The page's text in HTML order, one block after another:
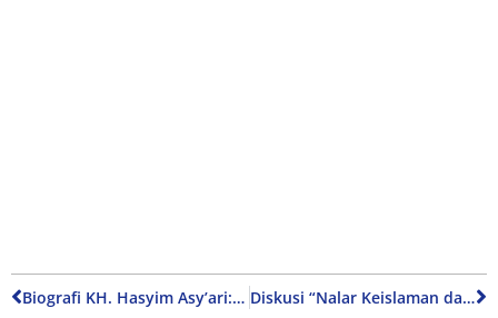
Biografi KH. Hasyim Asy’ari: Tokoh Pendiri Nahdlatul Ulama Sekaligus Pahlawan Nasional Diskusi “Nalar Keislaman dan Keilmuan” di Festival Harmoni Istiqlal